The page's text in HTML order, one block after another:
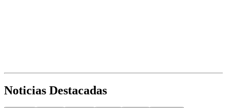
Noticias Destacadas